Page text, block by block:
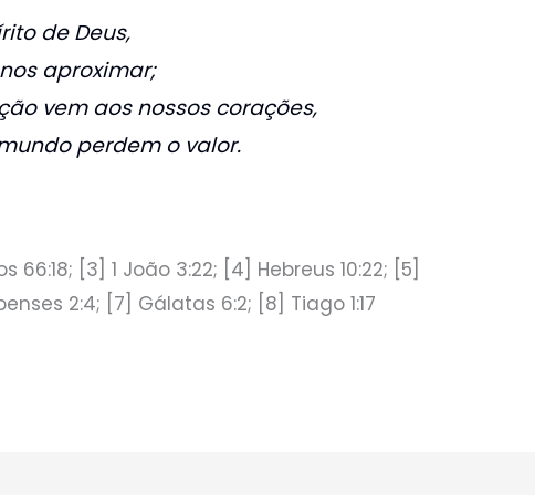
de Deus,
aproximar;
vem aos nossos corações,
perdem o valor.
66:18; [3] 1 João 3:22; [4] Hebreus 10:22; [5]
2:4; [7] Gálatas 6:2; [8] Tiago 1:17